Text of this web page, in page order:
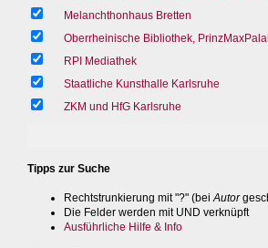
Melanchthonhaus Bretten
Oberrheinische Bibliothek,
RPI Mediathek
Staatliche Kunsthalle Karlsruhe
ZKM und HfG Karlsruhe
Tipps zur Suche
Rechtstrunkierung mit "?" (bei Autor
Die Felder werden mit UND verknüpft
Ausführliche Hilfe & Info